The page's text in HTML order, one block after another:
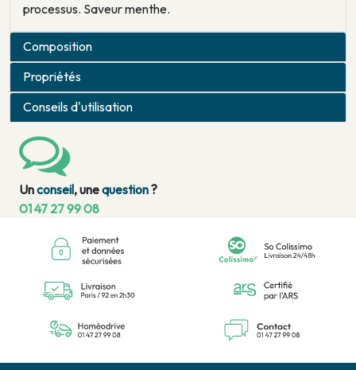
processus. Saveur menthe.
Composition
Propriétés
Conseils d'utilisation
Unconseil, unequestion?
01 47 27 99 08